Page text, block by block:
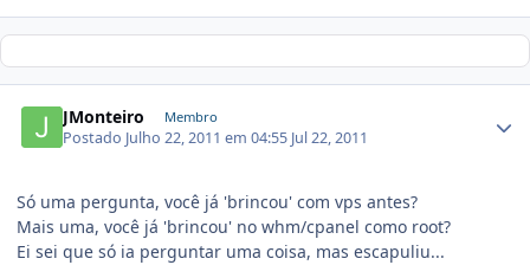
JMonteiro Membro
Postado Julho 22, 2011 em 04:55 Jul 22, 2011
Só uma pergunta, você já 'brincou' com vps antes?
Mais uma, você já 'brincou' no whm/cpanel como root?
Ei sei que só ia perguntar uma coisa, mas escapuliu...